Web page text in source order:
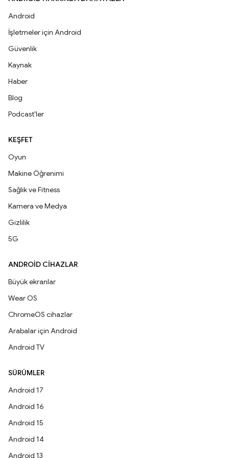
Android
İşletmeler için Android
Güvenlik
Kaynak
Haber
Blog
Podcast'ler
KEŞFET
Oyun
Makine Öğrenimi
Sağlık ve Fitness
Kamera ve Medya
Gizlilik
5G
ANDROID CIHAZLAR
Büyük ekranlar
Wear OS
ChromeOS cihazlar
Arabalar için Android
Android TV
SÜRÜMLER
Android 17
Android 16
Android 15
Android 14
Android 13